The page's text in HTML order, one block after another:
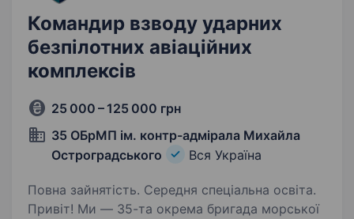
Командир взводу ударних
безпілотних авіаційних
комплексів
25 000 – 125 000 грн
35 ОБрМП ім. контр-адмірала Михайла
Остроградського
Вся Україна
Повна зайнятість. Середня спеціальна освіта.
Привіт! Ми — 35-та окрема бригада морської